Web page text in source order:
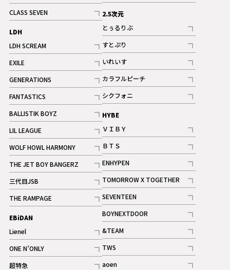
記事
CLASS SEVEN
記事
LDH
LDH SCREAM
記事
EXILE
記事
GENERATIONS
記事
FANTASTICS
記事
BALLISTIK BOYZ
記事
LIL LEAGUE
記事
WOLF HOWL HARMONY
記事
THE JET BOY BANGERZ
記事
三代目JSB
記事
THE RAMPAGE
記事
ギャラリー
EBiDAN
Lienel
記事
ONE N’ONLY
記事
超特急
記事
2.5次元
とぅるりぶ
記事
すとぷり
記事
ギャラリー
いれいす
記事
ギャラリー
カラフルピーチ
記事
シクフォニ
記事
HYBE
ＶＩＢＹ
記事
ＢＴＳ
記事
ENHYPEN
記事
TOMORROW X TOGETHER
記事
ギャラリー
SEVENTEEN
記事
BOYNEXTDOOR
記事
&TEAM
記事
TWS
記事
aoen